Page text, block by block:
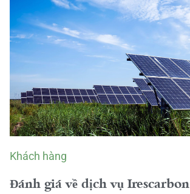
Khách hàng
Đánh giá về dịch vụ Irescarbon